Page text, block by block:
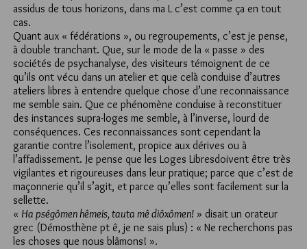
assidus de tous horizons, dans ma L c’est comme ça en tout
cas.
Quant aux « fédérations », ou regroupements, c’est je pense,
à double tranchant. Que, sur le mode de la « passe » des
sociétés de psychanalyse, des visiteurs témoignent de ce
qu’ils ont vécu dans un atelier et que celà conduise d’autres
ateliers libres à entendre quelque chose d’une reconnaissance
me semble sain. Que ce phénomène conduise à reconstituer
des instances supra-loges me semble, à l’inverse, lourd de
conséquences. Ces reconnaissances sont cependant la
garantie contre l’isolement, propice aux dérives ou à
l’affadissement. Je pense que les Loges Libresdoivent être très
vigilantes et rigoureuses dans leur pratique; parce que c’est de
maçonnerie qu’il s’agit, et parce qu’elles sont facilement sur la
sellette.
« Ha pségômen hêmeis, tauta mê diôxômen! » disait un orateur
grec (Démosthène pt ê, je ne sais plus) : « Ne recherchons pas
les choses que nous blâmons! ».